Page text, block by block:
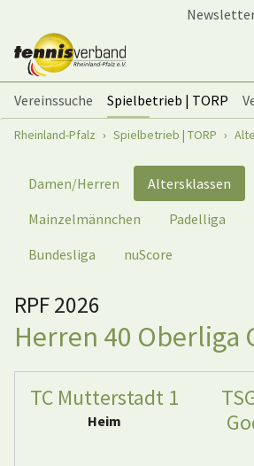
Vereinssuche Spielbetrieb | TORP
Sie sind hier:
Rheinland-Pfalz Spielbetrieb | TORP
Damen/Herren Altersklassen
Mainzelmännchen
Padelliga
Bundesliga
nuScore
RPF 2026
Herren 40 Oberliga
TC Mutterstadt 1
Heim